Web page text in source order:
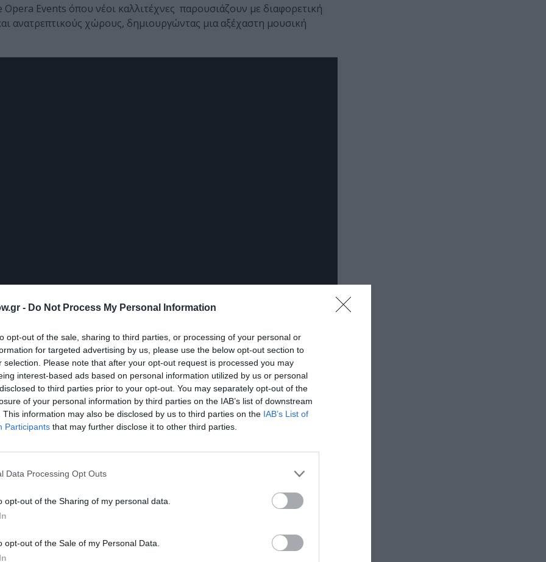
- Do Not Process My Personal Information
opt-out of the sale, sharing to third parties, or processing of your personal or
for targeted advertising by us, please use the below opt-out section to
selection. Please note that after your opt-out request is processed you may
interest-based ads based on personal information utilized by us or personal
to third parties prior to your opt-out. You may separately opt-out of the
of your personal information by third parties on the IAB’s list of downstream
This information may also be disclosed by us to third parties on the IAB’s List of
Participants that may further disclose it to other third parties.
Data Processing Opt Outs
opt-out of the Sharing of my personal data.
opt-out of the Sale of my Personal Data.
Events όπου νέοι καλλιτέχνες παρουσιάζουν με διαφορετική
ανατρεπτικούς χώρους, δημιουργώντας μια αξέχαστη μουσική
22.00